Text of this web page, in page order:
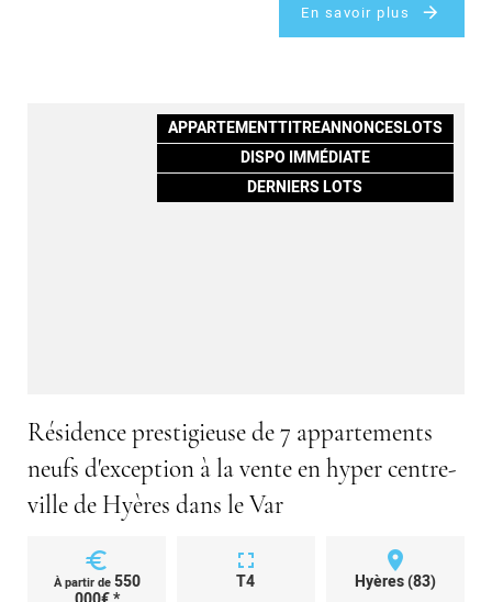
En savoir plus
APPARTEMENTTITREANNONCESLOTS
DISPO IMMÉDIATE
DERNIERS LOTS
Résidence prestigieuse de 7 appartements
neufs d'exception à la vente en hyper centre-
ville de Hyères dans le Var
euro
À partir de550
fullscreen
T4
place
Hyères (83)